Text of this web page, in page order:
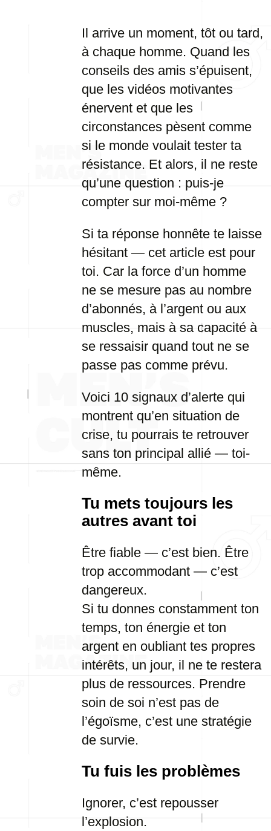
Il arrive un moment, tôt ou tard,
à chaque homme. Quand les
conseils des amis s’épuisent,
que les vidéos motivantes
énervent et que les
circonstances pèsent comme
si le monde voulait tester ta
résistance. Et alors, il ne reste
qu’une question : puis-je
compter sur moi-même ?
Si ta réponse honnête te laisse
hésitant — cet article est pour
toi. Car la force d’un homme
ne se mesure pas au nombre
d’abonnés, à l’argent ou aux
muscles, mais à sa capacité à
se ressaisir quand tout ne se
passe pas comme prévu.
Voici 10 signaux d’alerte qui
montrent qu’en situation de
crise, tu pourrais te retrouver
sans ton principal allié — toi-
même.
Tu mets toujours les
autres avant toi
Être fiable — c’est bien. Être
trop accommodant — c’est
dangereux.
Si tu donnes constamment ton
temps, ton énergie et ton
argent en oubliant tes propres
intérêts, un jour, il ne te restera
plus de ressources. Prendre
soin de soi n’est pas de
l’égoïsme, c’est une stratégie
de survie.
Tu fuis les problèmes
Ignorer, c’est repousser
l’explosion.